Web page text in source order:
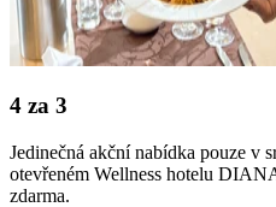
4 za 3
Jedinečná akční nabídka pouze v
otevřeném Wellness hotelu
zdarma.